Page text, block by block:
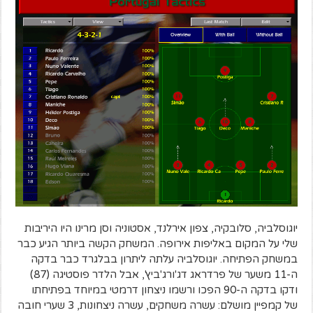
יוגוסלביה, סלובקיה, צפון אירלנד, אסטוניה וסן מרינו היו היריבות
שלי על המקום באליפות אירופה. המשחק הקשה ביותר הגיע כבר
במשחק הפתיחה. יוגוסלביה עלתה ליתרון בבלגרד כבר בדקה
ה-11 משער של פרדראג דג'ורג'ביץ', אבל הלדר פוסטיגה (87)
ודקו בדקה ה-90 הפכו ורשמו ניצחון דרמטי במיוחד בפתיחתו
של קמפיין מושלם: עשרה משחקים, עשרה ניצחונות, 3 שערי חובה